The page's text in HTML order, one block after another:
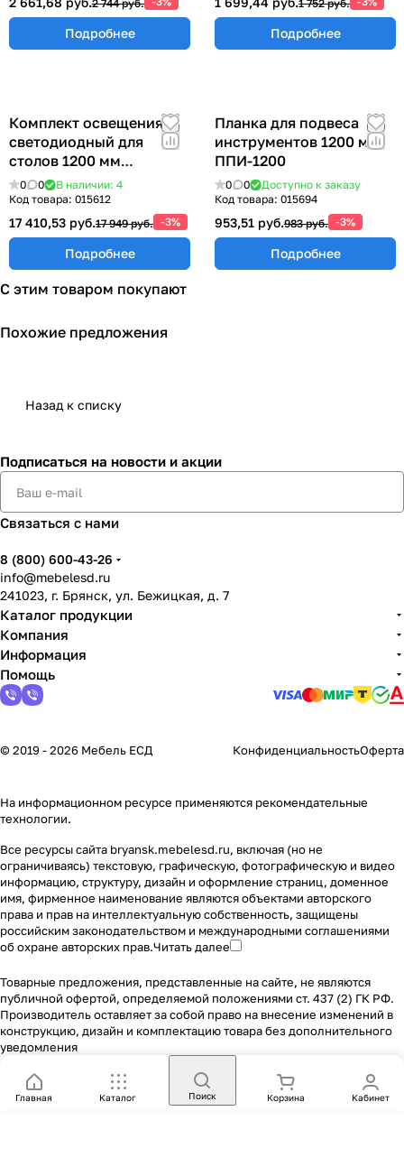
2 744 руб.
Подробнее
1 752 руб.
Подробнее
Комплект освещения
светодиодный для
столов 1200 мм
КОС-1200
0 0
В наличии: 4
Код товара: 015612
17 410,53 руб.17 949 руб. -3%
Подробнее
Планка для подвеса
инструментов 1200 мм
ППИ-1200
0 0
Доступно к заказу
Код товара: 015694
953,51 руб.983 руб. -3%
Подробнее
С этим товаром покупают
Похожие предложения
Назад к списку
Подписаться на новости и акции
Связаться с нами
8 (800) 600-43-26
info@mebelesd.ru
241023, г. Брянск, ул. Бежицкая, д. 7
Каталог продукции
Компания
Информация
Помощь
© 2019 - 2026 Мебель ЕСД КонфиденциальностьОферта
На информационном ресурсе применяются рекомендательные
технологии.
Все ресурсы сайта bryansk.mebelesd.ru, включая (но не
ограничиваясь) текстовую, графическую, фотографическую и видео
информацию, структуру, дизайн и оформление страниц, доменное
имя, фирменное наименование являются объектами авторского
права и прав на интеллектуальную собственность, защищены
российским законодательством и международными соглашениями
об охране авторских прав.Читать далее
Товарные предложения, представленные на сайте, не являются
публичной офертой, определяемой положениями ст. 437 (2) ГК РФ.
Производитель оставляет за собой право на внесение изменений в
конструкцию, дизайн и комплектацию товара без дополнительного
уведомления
Главная Каталог Поиск Корзина Кабинет